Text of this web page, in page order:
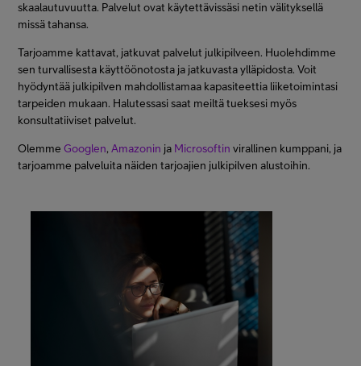
skaalautuvuutta. Palvelut ovat käytettävissäsi netin välityksellä
missä tahansa.
Tarjoamme kattavat, jatkuvat palvelut julkipilveen. Huolehdimme
sen turvallisesta käyttöönotosta ja jatkuvasta ylläpidosta. Voit
hyödyntää julkipilven mahdollistamaa kapasiteettia liiketoimintasi
tarpeiden mukaan. Halutessasi saat meiltä tueksesi myös
konsultatiiviset palvelut.
OlemmeGooglen,Amazonin ja Microsoftin virallinen kumppani, ja
tarjoamme palveluita näiden tarjoajien julkipilven alustoihin.